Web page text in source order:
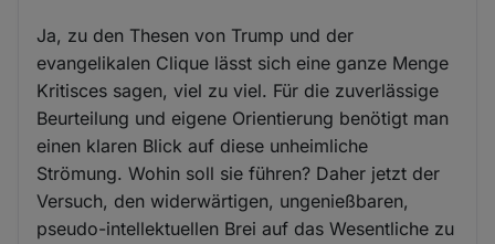
Ja, zu den Thesen von Trump und der
evangelikalen Clique lässt sich eine ganze Menge
Kritisces sagen, viel zu viel. Für die zuverlässige
Beurteilung und eigene Orientierung benötigt man
einen klaren Blick auf diese unheimliche
Strömung. Wohin soll sie führen? Daher jetzt der
Versuch, den widerwärtigen, ungenießbaren,
pseudo-intellektuellen Brei auf das Wesentliche zu